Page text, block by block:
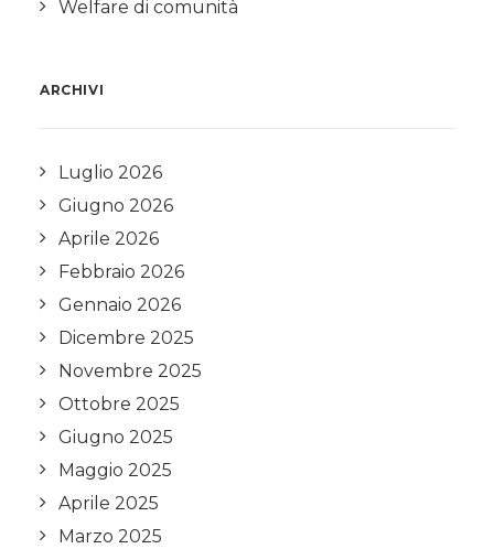
Welfare di comunità
ARCHIVI
Luglio 2026
Giugno 2026
Aprile 2026
Febbraio 2026
Gennaio 2026
Dicembre 2025
Novembre 2025
Ottobre 2025
Giugno 2025
Maggio 2025
Aprile 2025
Marzo 2025